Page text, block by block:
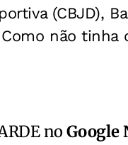
(CBJD),
não
noGoogle